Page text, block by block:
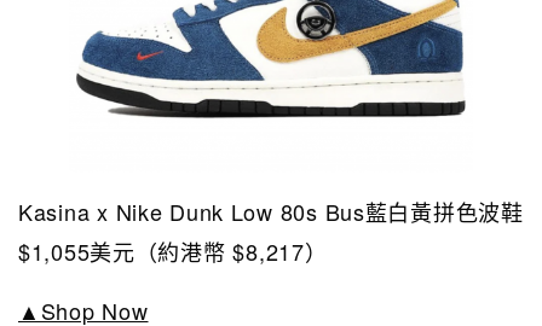
Kasina x Nike Dunk Low 80s Bus藍白黃拼色波鞋
$1,055美元（約港幣 $8,217）
▲Shop Now